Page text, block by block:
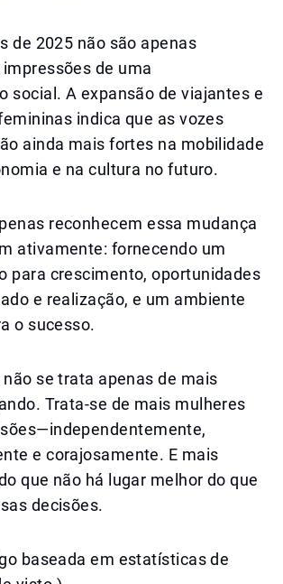
de 2025 não são apenas
de uma
social. A expansão de viajantes e
indica que as vozes
ainda mais fortes na mobilidade
e na cultura no futuro.
reconhecem essa mudança
ativamente: fornecendo um
para crescimento, oportunidades
e realização, e um ambiente
o sucesso.
não se trata apenas de mais
Trata-se de mais mulheres
e corajosamente. E mais
que não há lugar melhor do que
decisões.
baseada em estatísticas de